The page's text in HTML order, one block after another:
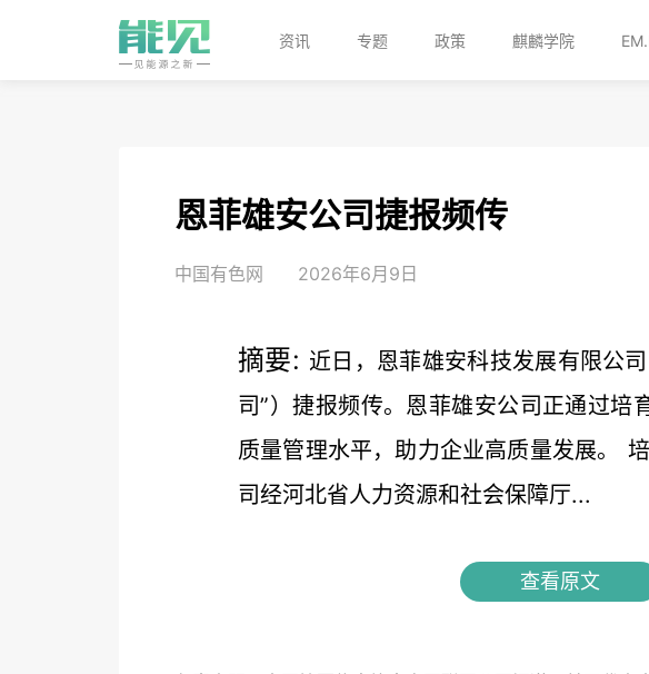
资讯 专题 政策 麒麟学院
恩菲雄安公司捷报频传
中国有色网 2026年6月9日
摘要: 近日，恩菲雄安科技发展有限公
司”）捷报频传。恩菲雄安公司正通过培
质量管理水平，助力企业高质量发展。
司经河北省人力资源和社会保障厅...
查看原文